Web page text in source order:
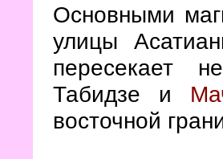
Основными
улицы
пересекает
Табидзе и
восточной